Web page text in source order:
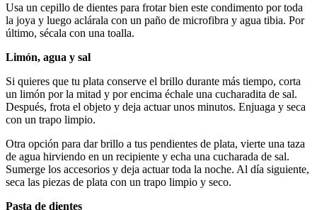
Usa un cepillo de dientes para frotar bien este condimento por toda
la joya y luego aclárala con un paño de microfibra y agua tibia. Por
último, sécala con una toalla.
Limón, agua y sal
Si quieres que tu plata conserve el brillo durante más tiempo, corta
un limón por la mitad y por encima échale una cucharadita de sal.
Después, frota el objeto y deja actuar unos minutos. Enjuaga y seca
con un trapo limpio.
Otra opción para dar brillo a tus pendientes de plata, vierte una taza
de agua hirviendo en un recipiente y echa una cucharada de sal.
Sumerge los accesorios y deja actuar toda la noche. Al día siguiente,
seca las piezas de plata con un trapo limpio y seco.
Pasta de dientes